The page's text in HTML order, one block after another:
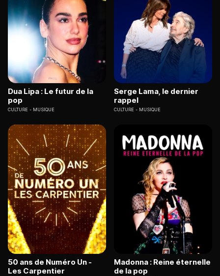
Dua Lipa : Le futur de la
pop
CULTURE MUSIQUE
Serge Lama, le dernier
rappel
CULTURE MUSIQUE
50 ans de Numéro Un -
Les Carpentier
Madonna : Reine éternelle
de la pop